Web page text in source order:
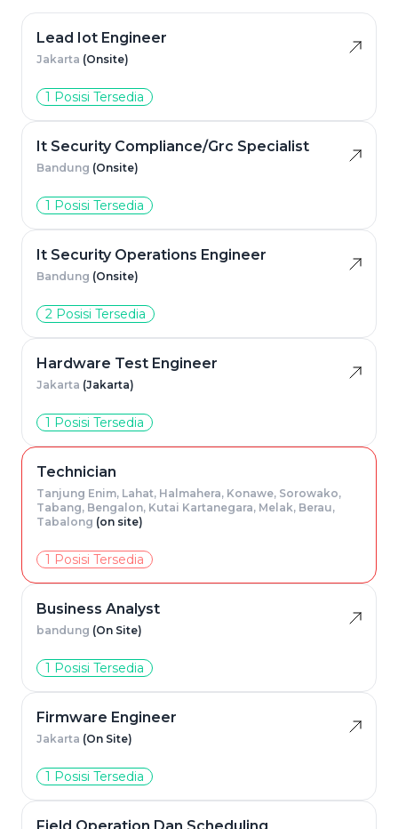
Lead Iot Engineer
Jakarta (Onsite)
1 Posisi Tersedia
It Security Compliance/Grc Specialist
Bandung (Onsite)
1 Posisi Tersedia
It Security Operations Engineer
Bandung (Onsite)
2 Posisi Tersedia
Hardware Test Engineer
Jakarta (Jakarta)
1 Posisi Tersedia
Technician
Tanjung Enim, Lahat, Halmahera, Konawe, Sorowako,
Tabang, Bengalon, Kutai Kartanegara, Melak, Berau,
Tabalong (on site)
1 Posisi Tersedia
Business Analyst
bandung (On Site)
1 Posisi Tersedia
Firmware Engineer
Jakarta (On Site)
1 Posisi Tersedia